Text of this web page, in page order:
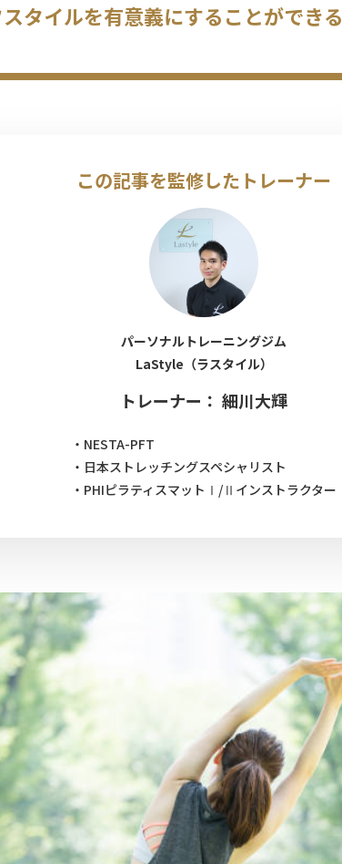
タイルを有意義にすることができる
この記事を監修したトレーナー
パーソナルトレーニングジム
LaStyle（ラスタイル）
トレーナー： 細川大輝
・NESTA-PFT
・日本ストレッチングスペシャリスト
・PHIピラティスマットⅠ/Ⅱインストラクター